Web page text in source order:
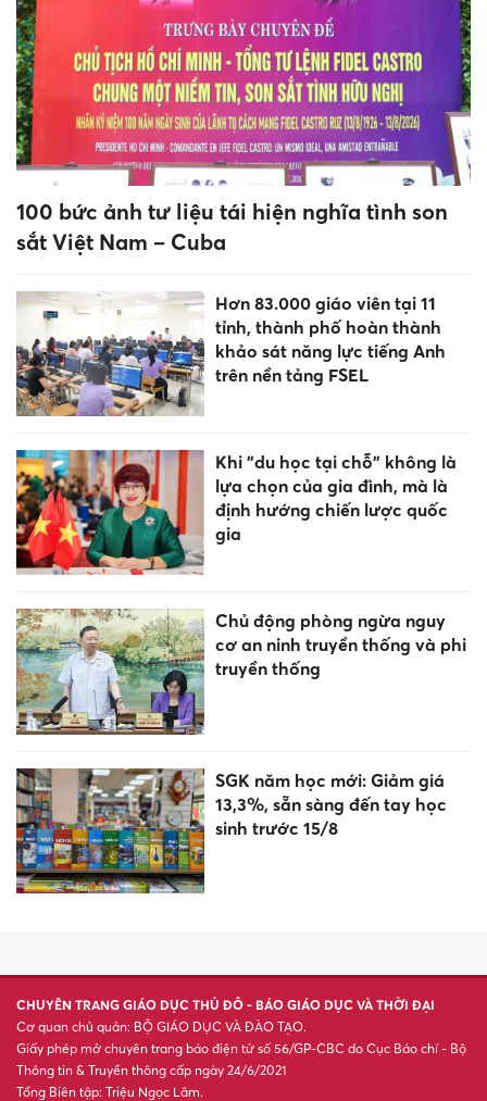
100 bức ảnh tư liệu tái hiện nghĩa tình son
sắt Việt Nam – Cuba
Hơn 83.000 giáo viên tại 11
tỉnh, thành phố hoàn thành
khảo sát năng lực tiếng Anh
trên nền tảng FSEL
Khi "du học tại chỗ" không là
lựa chọn của gia đình, mà là
định hướng chiến lược quốc
gia
Chủ động phòng ngừa nguy
cơ an ninh truyền thống và phi
truyền thống
SGK năm học mới: Giảm giá
13,3%, sẵn sàng đến tay học
sinh trước 15/8
CHUYÊN TRANG GIÁO DỤC THỦ ĐÔ - BÁO GIÁO DỤC VÀ THỜI ĐẠI
Cơ quan chủ quản: BỘ GIÁO DỤC VÀ ĐÀO TẠO.
Giấy phép mở chuyên trang báo điện tử số 56/GP-CBC do Cục Báo chí - Bộ
Thông tin & Truyền thông cấp ngày 24/6/2021
Tổng Biên tập: Triệu Ngọc Lâm.